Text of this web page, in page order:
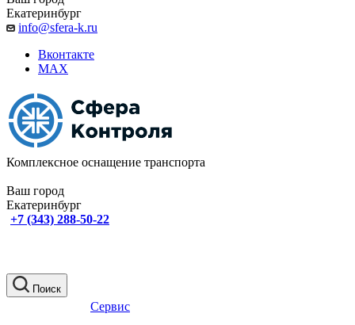
Екатеринбург
info@sfera-k.ru
Вконтакте
MAX
Комплексное оснащение транспорта
Ваш город
Екатеринбург
+7 (343) 288-50-22
Поиск
Сервис